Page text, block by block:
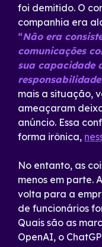
foi demitido. O
companhia era
“Não era
comunicações
sua capacidade
mais a situação,
ameaçaram
anúncio. Essa
forma irônica,
No entanto, as
menos em parte.
volta para a
de funcionários
Quais são as
OpenAI, o